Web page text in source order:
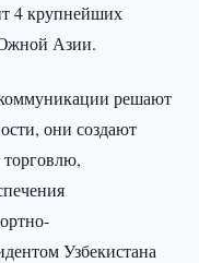
4 крупнейших
Азии.
решают
они создают
Узбекистана